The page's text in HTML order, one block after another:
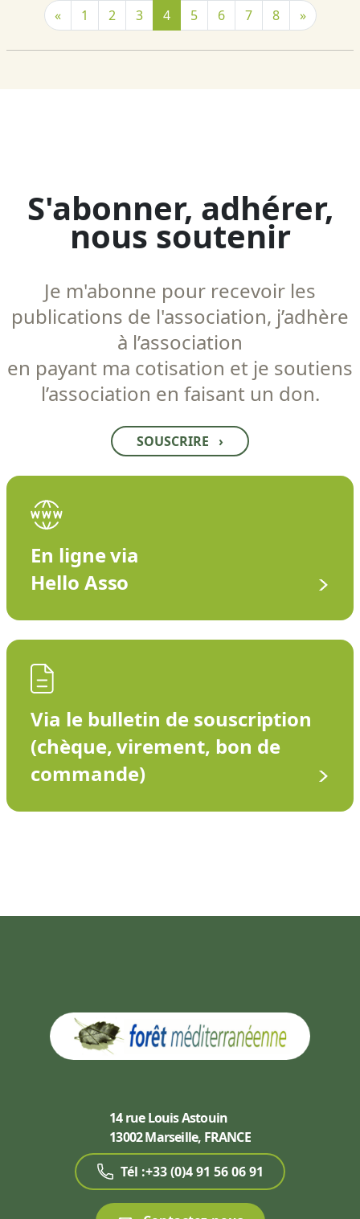
« 1 2 3 4 5 6 7 8 »
S'abonner, adhérer,
nous soutenir
Je m'abonne pour recevoir les
publications de l'association, j’adhère
à l’association
en payant ma cotisation et je soutiens
l’association en faisant un don.
SOUSCRIRE ›
En ligne via
Hello Asso
Via le bulletin de souscription
(chèque, virement, bon de
commande)
14 rue Louis Astouin
13002 Marseille, FRANCE
Tél :+33 (0)4 91 56 06 91